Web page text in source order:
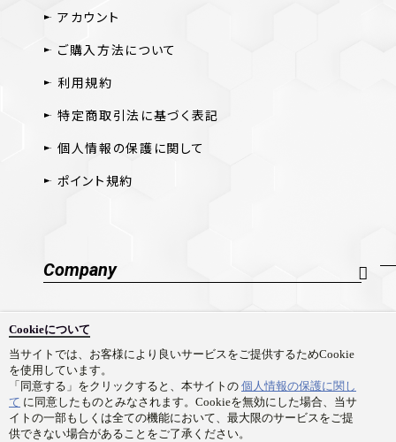
Cookieについて
当サイトでは、お客様により良いサービスをご提供するためCookie
を使用しています。
「同意する」をクリックすると、本サイトの 個人情報の保護に関し
て に同意したものとみなされます。Cookieを無効にした場合、当サ
イトの一部もしくは全ての機能において、最大限のサービスをご提
供できない場合があることをご了承ください。
アカウント
ご購入方法について
利用規約
特定商取引法に基づく表記
個人情報の保護に関して
ポイント規約
Company
採用情報
お問い合わせ